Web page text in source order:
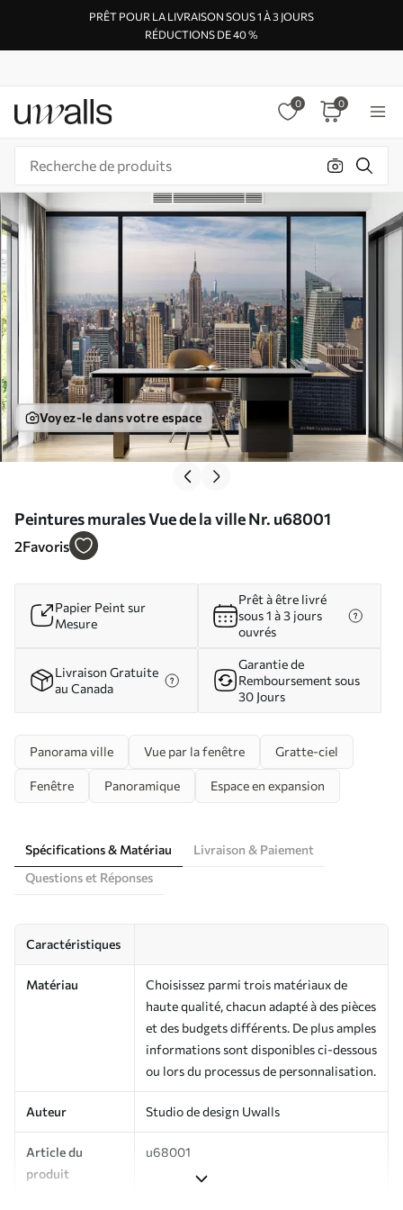
PRÊT POUR LA LIVRAISON SOUS 1 À 3 JOURS
RÉDUCTIONS DE 40 %
0 0
Voyez-le dans votre espace
Peintures murales Vue de la ville Nr. u68001
2Favoris
Papier Peint sur
Mesure
Prêt à être livré
sous 1 à 3 jours
ouvrés
Livraison Gratuite
au Canada
Garantie de
Remboursement sous
30 Jours
Panorama ville Vue par la fenêtre Gratte-ciel
Fenêtre Panoramique Espace en expansion
Spécifications & Matériau
Livraison & Paiement
Questions et Réponses
Caractéristiques
Matériau
Choisissez parmi trois matériaux de
haute qualité, chacun adapté à des pièces
et des budgets différents. De plus amples
informations sont disponibles ci-dessous
ou lors du processus de personnalisation.
Auteur Studio de design Uwalls
Article du
produit
u68001